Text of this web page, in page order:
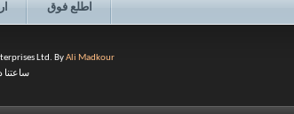
اطلع فوق
Ltd. ByAli Madkour
ساعتنا